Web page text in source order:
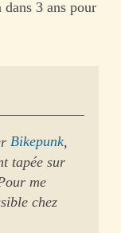
3 ans pour
Bikepunk,
tapée sur
me
chez